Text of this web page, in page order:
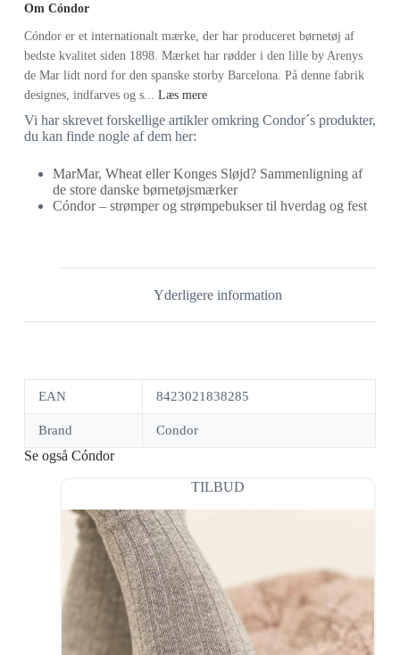
Om Cóndor
Cóndor er et internationalt mærke, der har produceret børnetøj af
bedste kvalitet siden 1898. Mærket har rødder i den lille by Arenys
de Mar lidt nord for den spanske storby Barcelona. På denne fabrik
designes, indfarves og s... Læs mere
Vi har skrevet forskellige artikler omkring Condor´s produkter,
du kan finde nogle af dem her:
MarMar, Wheat eller Konges Sløjd? Sammenligning af
de store danske børnetøjsmærker
Cóndor – strømper og strømpebukser til hverdag og fest
Yderligere information
EAN 8423021838285
Brand Condor
Se også Cóndor
TILBUD